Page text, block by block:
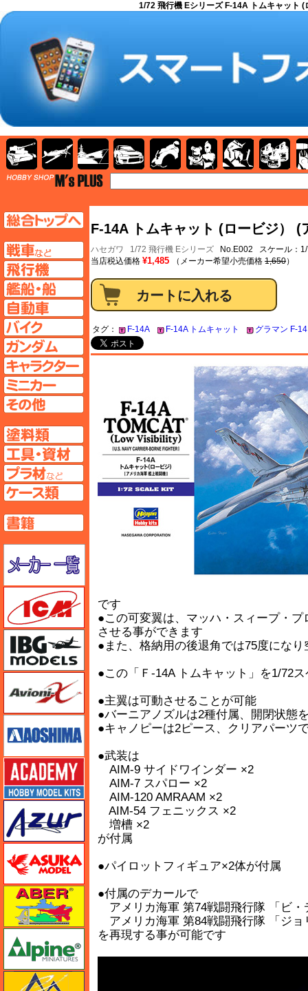
1/72 飛行機 Eシリーズ F-14A トムキャット
F-14A トムキャット (ロービジ）
ハセガワ 1/72 飛行機 Eシリーズ No.E002 スケール：
当店税込価格 ¥1,485 （メーカー希望小売価格 1,650）
タグ： F-14A F-14A トムキャット グラマン F-
です
●この可変翼は、マッハ・スィープ・
させる事ができます
●また、格納用の後退角では75度にな
●この「Ｆ-14A トムキャット」を1/72
●主翼は可動させることが可能
●バーニアノズルは2種付属、開閉状態
●キャノピーは2ピース、クリアパーツ
●武装は
AIM-9 サイドワインダー ×2
AIM-7 スパロー ×2
AIM-120 AMRAAM ×2
AIM-54 フェニックス ×2
増槽 ×2
が付属
●パイロットフィギュア×2体が付属
●付属のデカールで
アメリカ海軍 第74戦闘飛行隊 「ビ・
アメリカ海軍 第84戦闘飛行隊 「ジョ
を再現する事が可能です
AFV
飛行機ページへ
艦船ページへ
自動車ページへ
バイクページへ
ガンダムページへ
その他ページへ
塗料ページへ
工具ページへ
プラ材ページへ
ケースページへ
Avioni-X（アヴィオニクス）
アオシマ
アカデミー
アズール
アベール
アルパイン
AFV 飛行機 艦船 自動車 バイク キャラクターガンダム 塗料